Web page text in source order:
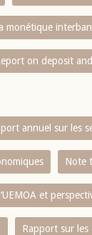
monétique
on deposit
annuel sur les
Note
et
Rapport sur les